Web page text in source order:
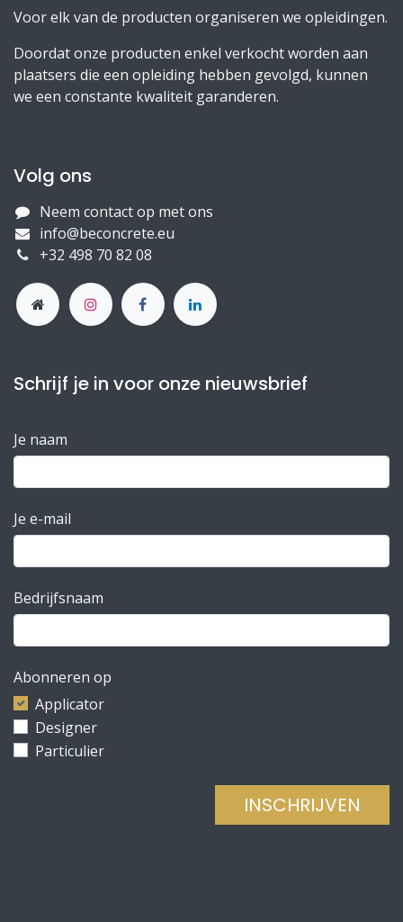
Voor elk van de producten organiseren we opleidingen.
Doordat onze producten enkel verkocht worden aan
plaatsers die een opleiding hebben gevolgd, kunnen
we een constante kwaliteit garanderen.
Volg ons
Neem contact op met ons
info@beconcrete.eu
+32 498 70 82 08
Schrijf je in voor onze nieuwsbrief
Je naam
Je e-mail
Bedrijfsnaam
Abonneren op
Applicator
Designer
Particulier
INSCHRIJVEN